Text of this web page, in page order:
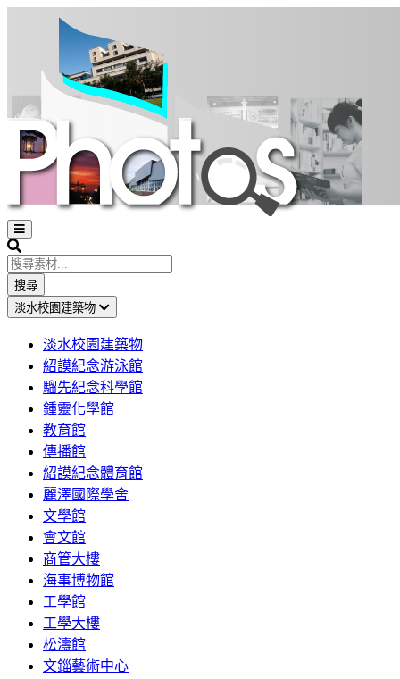
Open
sidebar
Search
搜尋
淡水校園建築物
淡水校園建築物
紹謨紀念游泳館
騮先紀念科學館
鍾靈化學館
教育館
傳播館
紹謨紀念體育館
麗澤國際學舍
文學館
會文館
商管大樓
海事博物館
工學館
工學大樓
松濤館
文錙藝術中心